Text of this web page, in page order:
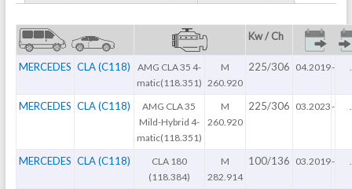
Kw / Ch
MERCEDES CLA (C118)
AMG CLA 35 4-
matic(118.351)
M
260.920
225/306 04.2019-
MERCEDES CLA (C118)
AMG CLA 35
Mild-Hybrid 4-
matic(118.351)
M
260.920
225/306 03.2023-
MERCEDES CLA (C118)
CLA 180
(118.384)
M
282.914
100/136 03.2019-